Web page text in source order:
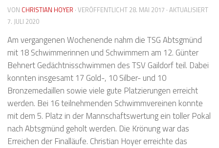
VON CHRISTIAN HOYER · VERÖFFENTLICHT 28. MAI 2017 · AKTUALISIERT
7. JULI 2020
Am vergangenen Wochenende nahm die TSG Abtsgmünd
mit 18 Schwimmerinnen und Schwimmern am 12. Günter
Behnert Gedächtnisschwimmen des TSV Gaildorf teil. Dabei
konnten insgesamt 17 Gold-, 10 Silber- und 10
Bronzemedaillen sowie viele gute Platzierungen erreicht
werden. Bei 16 teilnehmenden Schwimmvereinen konnte
mit dem 5. Platz in der Mannschaftswertung ein toller Pokal
nach Abtsgmünd geholt werden. Die Krönung war das
Erreichen der Finalläufe. Christian Hoyer erreichte das